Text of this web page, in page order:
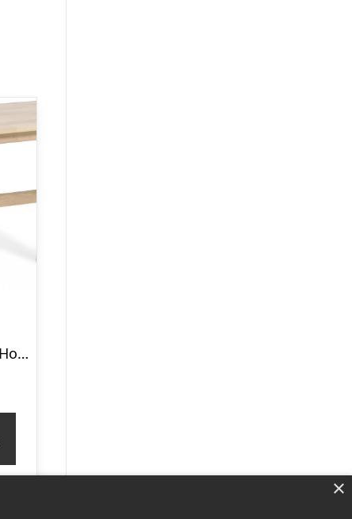
Skrivebord Kave Home Curie – massivt gummitræ arbejdsbord, nordisk moderne design, 120x60x73 cm
×